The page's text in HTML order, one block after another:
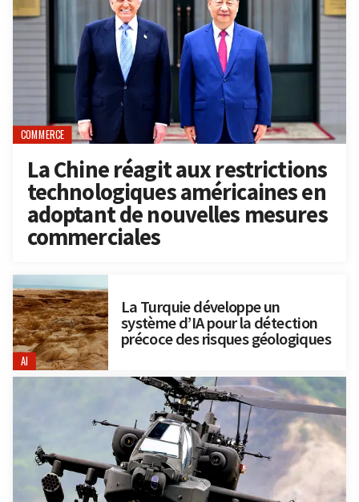
COMMERCE
La Chine réagit aux restrictions
technologiques américaines en
adoptant de nouvelles mesures
commerciales
AI
La Turquie développe un
système d’IA pour la détection
précoce des risques géologiques